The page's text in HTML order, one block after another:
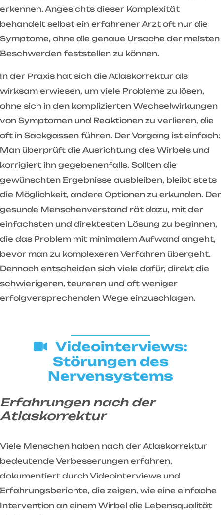
erkennen. Angesichts dieser Komplexität
behandelt selbst ein erfahrener Arzt oft nur die
Symptome, ohne die genaue Ursache der meisten
Beschwerden feststellen zu können.
In der Praxis hat sich die Atlaskorrektur als
wirksam erwiesen, um viele Probleme zu lösen,
ohne sich in den komplizierten Wechselwirkungen
von Symptomen und Reaktionen zu verlieren, die
oft in Sackgassen führen. Der Vorgang ist einfach:
Man überprüft die Ausrichtung des Wirbels und
korrigiert ihn gegebenenfalls. Sollten die
gewünschten Ergebnisse ausbleiben, bleibt stets
die Möglichkeit, andere Optionen zu erkunden. Der
gesunde Menschenverstand rät dazu, mit der
einfachsten und direktesten Lösung zu beginnen,
die das Problem mit minimalem Aufwand angeht,
bevor man zu komplexeren Verfahren übergeht.
Dennoch entscheiden sich viele dafür, direkt die
schwierigeren, teureren und oft weniger
erfolgversprechenden Wege einzuschlagen.
Videointerviews:
Störungen des
Nervensystems
Erfahrungen nach der
Atlaskorrektur
Viele Menschen haben nach der Atlaskorrektur
bedeutende Verbesserungen erfahren,
dokumentiert durch Videointerviews und
Erfahrungsberichte, die zeigen, wie eine einfache
Intervention an einem Wirbel die Lebensqualität